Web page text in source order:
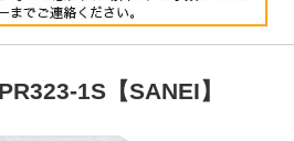
1S【SANEI】